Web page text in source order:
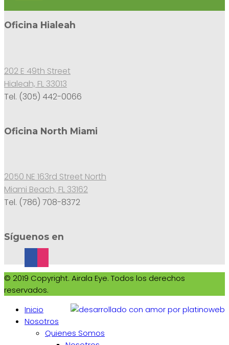
Oficina Hialeah
202 E 49th Street
Hialeah, FL 33013
Tel. (305) 442-0066
Oficina North Miami
2050 NE 163rd Street North
Miami Beach, FL 33162
Tel. (786) 708-8372
Síguenos en
© 2019 Copyright. Airala Eye. Todos los derechos
reservados.
Inicio
Nosotros
Quienes Somos